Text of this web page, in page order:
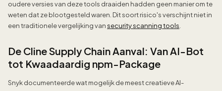
oudere versies van deze tools draaiden hadden geen manier om te
weten dat ze blootgesteld waren. Dit soort risico's verschijnt niet in
een traditionele vergelijking vansecurity scanning tools
De Cline Supply Chain Aanval: Van AI-Bot
tot Kwaadaardig npm-Package
Snyk documenteerde wat mogelijk de meest creatieve AI-